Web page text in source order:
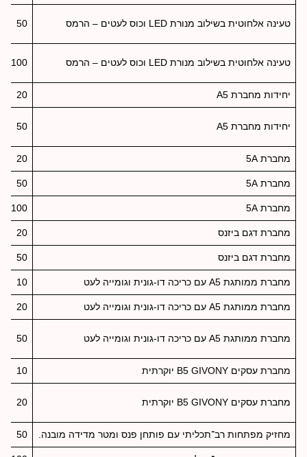
טעינה אלחוטית בשילוב מנורת LED וכוס לעטים – הרמס 50
טעינה אלחוטית בשילוב מנורת LED וכוס לעטים – הרמס 100
יחידות מחברת A5 20
יחידות מחברת A5 50
מחברת 5A 20
מחברת 5A 50
מחברת 5A 100
מחברת דגם ביזנס 20
מחברת דגם ביזנס 50
מחברת ממותגת A5 עם כריכה דו-גונית וגומייה לעט 10
מחברת ממותגת A5 עם כריכה דו-גונית וגומייה לעט 20
מחברת ממותגת A5 עם כריכה דו-גונית וגומייה לעט 50
מחברת עסקים B5 GIVONY יוקרתית 10
מחברת עסקים B5 GIVONY יוקרתית 20
מחזיק מפתחות רב־תכליתי עם פותחן פנס ומטר מדידה מובנה. 50